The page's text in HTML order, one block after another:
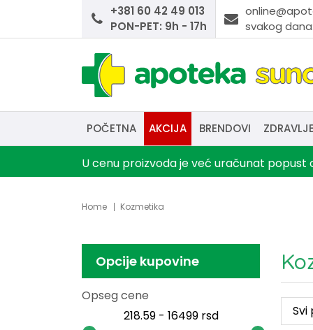
+381 60 42 49 013
PON-PET: 9h - 17h
svakog
POČETNA AKCIJA BRENDOVI ZDRAVLJE
U cenu proizvoda je već uračunat popust
Home Kozmetika
Opcije kupovine
Opseg cene